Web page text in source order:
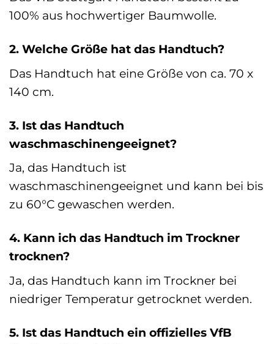
100% aus hochwertiger Baumwolle.
2. Welche Größe hat das Handtuch?
Das Handtuch hat eine Größe von ca. 70 x
140 cm.
3. Ist das Handtuch
waschmaschinengeeignet?
Ja, das Handtuch ist
waschmaschinengeeignet und kann bei bis
zu 60°C gewaschen werden.
4. Kann ich das Handtuch im Trockner
trocknen?
Ja, das Handtuch kann im Trockner bei
niedriger Temperatur getrocknet werden.
5. Ist das Handtuch ein offizielles VfB